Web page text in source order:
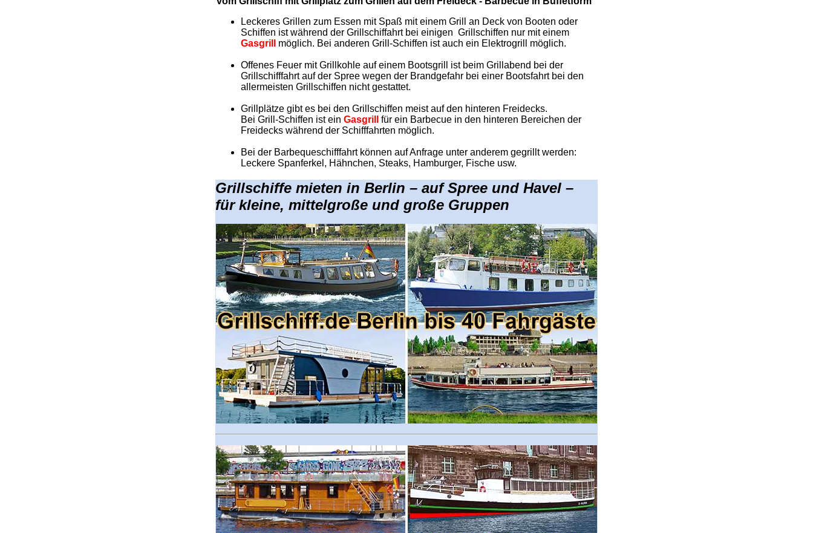
Leckeres Grillen zum Essen mit Spaß mit einem Grill an Deck von Booten oder
Schiffen ist während der Grillschiffahrt bei einigen Grillschiffen nur mit einem
Gasgrill
möglich. Bei anderen Grill-Schiffen ist auch ein Elektrogrill möglich.
Offenes Feuer mit Grillkohle auf einem Bootsgrill ist beim Grillabend bei der
Grillschifffahrt auf der Spree wegen der Brandgefahr bei einer Bootsfahrt bei den
allermeisten Grillschiffen nicht gestattet.
Grillplätze gibt es bei den Grillschiffen meist auf den hinteren Freidecks.
Bei Grill-Schiffen ist ein Gasgrill
für ein Barbecue in den hinteren Bereichen der
Freidecks während der Schifffahrten möglich.
Bei der Barbequeschifffahrt können auf Anfrage unter anderem gegrillt werden:
Leckere Spanferkel, Hähnchen, Steaks, Hamburger, Fische usw.
Grillschiffe mieten in Berlin – auf Spree und Havel –
für kleine, mittelgroße und große Gruppen